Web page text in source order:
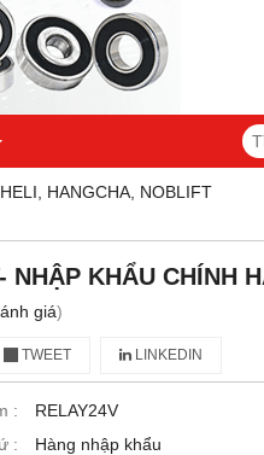
HANGCHA, NOBLIFT
NHẬP KHẨU CHÍNH
giá)
TWEET LINKEDIN
:
RELAY24V
:
Hàng nhập khẩu